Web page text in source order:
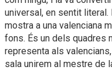
universal, en sentit
mostra a una valenciana
fons. És un dels quadres
representa als
sala unirem al mestre de